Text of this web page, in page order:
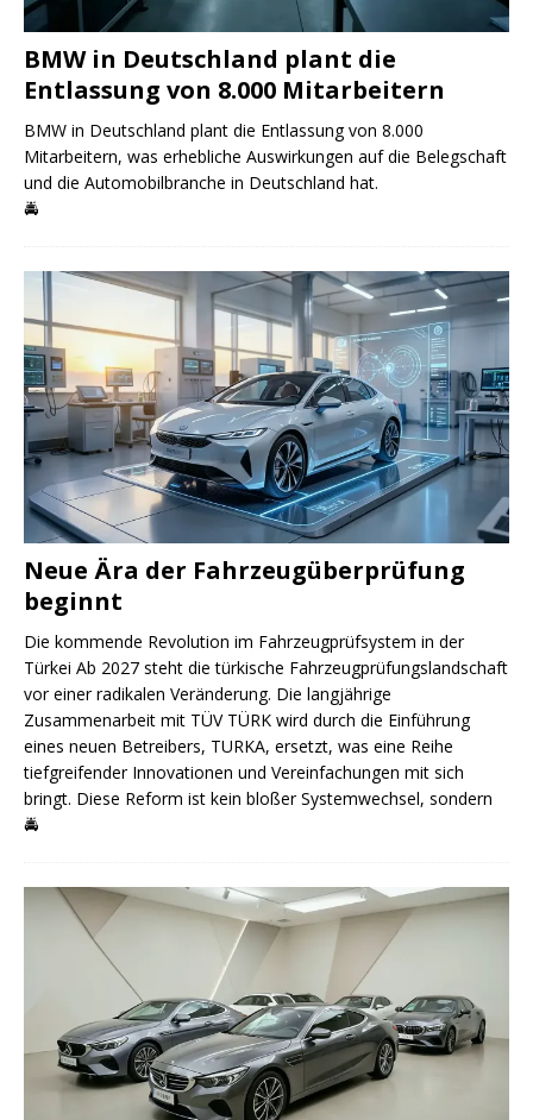
BMW in Deutschland plant die
Entlassung von 8.000 Mitarbeitern
BMW in Deutschland plant die Entlassung von 8.000
Mitarbeitern, was erhebliche Auswirkungen auf die Belegschaft
und die Automobilbranche in Deutschland hat.
🚔
Neue Ära der Fahrzeugüberprüfung
beginnt
Die kommende Revolution im Fahrzeugprüfsystem in der
Türkei Ab 2027 steht die türkische Fahrzeugprüfungslandschaft
vor einer radikalen Veränderung. Die langjährige
Zusammenarbeit mit TÜV TÜRK wird durch die Einführung
eines neuen Betreibers, TURKA, ersetzt, was eine Reihe
tiefgreifender Innovationen und Vereinfachungen mit sich
bringt. Diese Reform ist kein bloßer Systemwechsel, sondern
🚔